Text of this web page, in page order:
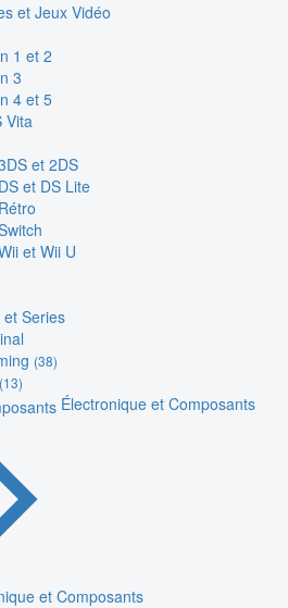
et Jeux Vidéo
1 et 2
3
4 et 5
Vita
et 2DS
et DS Lite
et Wii U
Series
(38)
(13)
Électronique et Composants
et Composants